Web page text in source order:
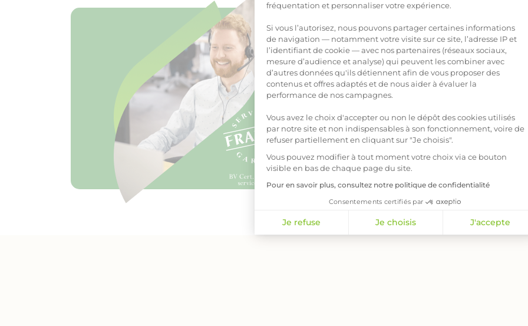
fréquentation et personnaliser votre expérience.
Si vous l’autorisez, nous pouvons partager certaines informations
de navigation — notamment votre visite sur ce site, l’adresse IP et
l’identifiant de cookie — avec nos partenaires (réseaux sociaux,
mesure d’audience et analyse) qui peuvent les combiner avec
d’autres données qu'ils détiennent afin de vous proposer des
contenus et offres adaptés et de nous aider à évaluer la
performance de nos campagnes.
Vous avez le choix d'accepter ou non le dépôt des cookies utilisés
par notre site et non indispensables à son fonctionnement, voire de
refuser partiellement en cliquant sur "Je choisis".
Vous pouvez modifier à tout moment votre choix via ce bouton
visible en bas de chaque page du site.
Pour en savoir plus, consultez notre politique de confidentialité
Consentements certifiés par
Je refuse Je choisis J'accepte
Axeptio consent
Le 04 du
service
Notre équipe est disponible pour éclairer
vendredi de 8h30 à 18h30 et le samedi de 9h
également par e-mail
04 84 80